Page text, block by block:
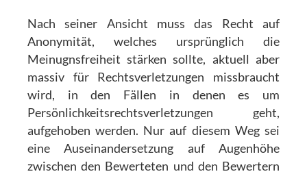
Nach seiner Ansicht muss das Recht auf
Anonymität, welches ursprünglich die
Meinugnsfreiheit stärken sollte, aktuell aber
massiv für Rechtsverletzungen missbraucht
wird, in den Fällen in denen es um
Persönlichkeitsrechtsverletzungen geht,
aufgehoben werden. Nur auf diesem Weg sei
eine Auseinandersetzung auf Augenhöhe
zwischen den Bewerteten und den Bewertern